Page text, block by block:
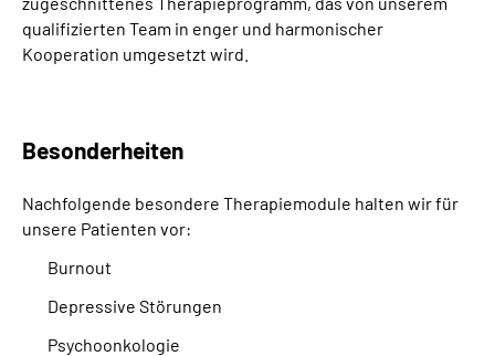
qualifizierten Team in enger und harmonischer
Kooperation umgesetzt wird.
Besonderheiten
Nachfolgende besondere Therapiemodule halten wir für
unsere Patienten vor:
Burnout
Depressive Störungen
Psychoonkologie